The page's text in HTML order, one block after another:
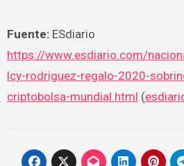
Fuente:ESdiario
https://www.esdiario.com/
lcy-rodriguez-regalo-2020-
criptobolsa-mundial.html (